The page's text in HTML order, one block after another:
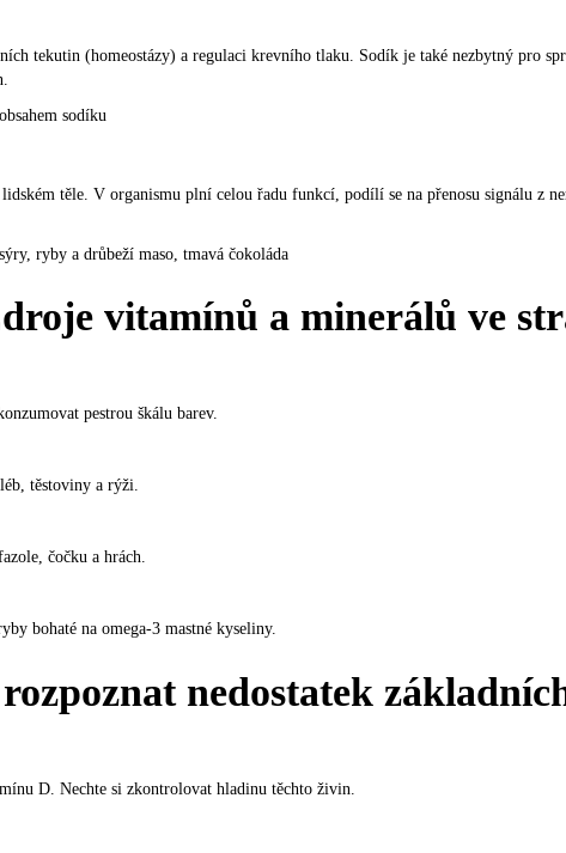
tekutin (home­ostázy) a regulaci krevního tlaku. Sodík je také nezbytný pro
sodíku
těle . V organismu plní celou řadu funkcí, podílí se na přenosu signálu
ryby a drůbeží maso, tmavá čokoláda
vitamínů a minerálů ve
pestrou škálu barev.
těstoviny a rýži.
čočku a hrách.
bohaté na omega-3 mastné kyseliny.
nedostatek
D. Nechte si zkontrolovat hladinu těchto živin.